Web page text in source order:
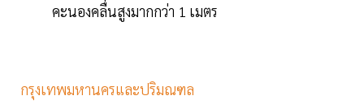
คะนองคลื่นสูงมากกว่า 1 เมตร
กรุงเทพมหานครและปริมณฑล